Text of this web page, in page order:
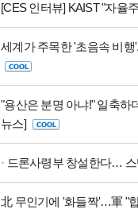
[CES 인터뷰] KAIST "자율
세계가 주목한 '초음속 비행
"용산은 분명 아냐!" 일축하
뉴스]
· 드론사령부 창설한다…
北 무인기에 '화들짝'…軍 "